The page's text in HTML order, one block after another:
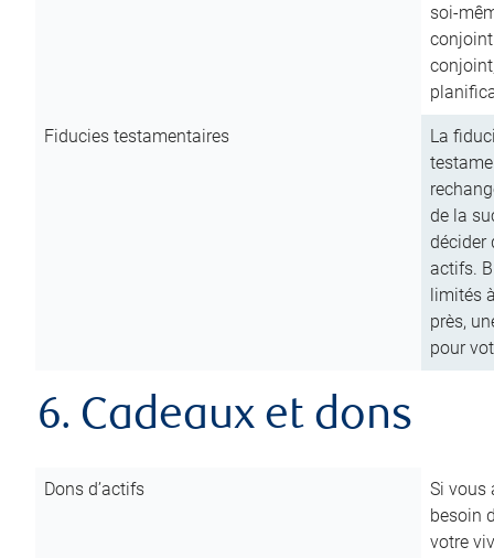
soi-
Fiducies testamentaires
La
de la
décider
actifs.
limités
près,
pour
6. Cadeaux et dons
Dons d’actifs
Si vous
besoin
votre